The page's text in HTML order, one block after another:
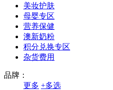
美妆护肤
母婴专区
营养保健
澳新奶粉
积分兑换专区
杂货费用
品牌：
更多 +多选